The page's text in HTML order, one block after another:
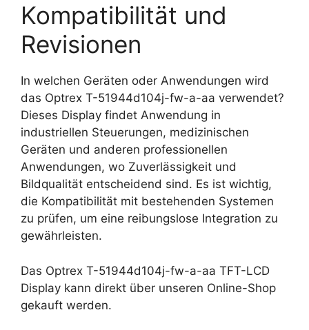
Kompatibilität und
Revisionen
In welchen Geräten oder Anwendungen wird
das Optrex T-51944d104j-fw-a-aa verwendet?
Dieses Display findet Anwendung in
industriellen Steuerungen, medizinischen
Geräten und anderen professionellen
Anwendungen, wo Zuverlässigkeit und
Bildqualität entscheidend sind. Es ist wichtig,
die Kompatibilität mit bestehenden Systemen
zu prüfen, um eine reibungslose Integration zu
gewährleisten.
Das Optrex T-51944d104j-fw-a-aa TFT-LCD
Display kann direkt über unseren Online-Shop
gekauft werden.